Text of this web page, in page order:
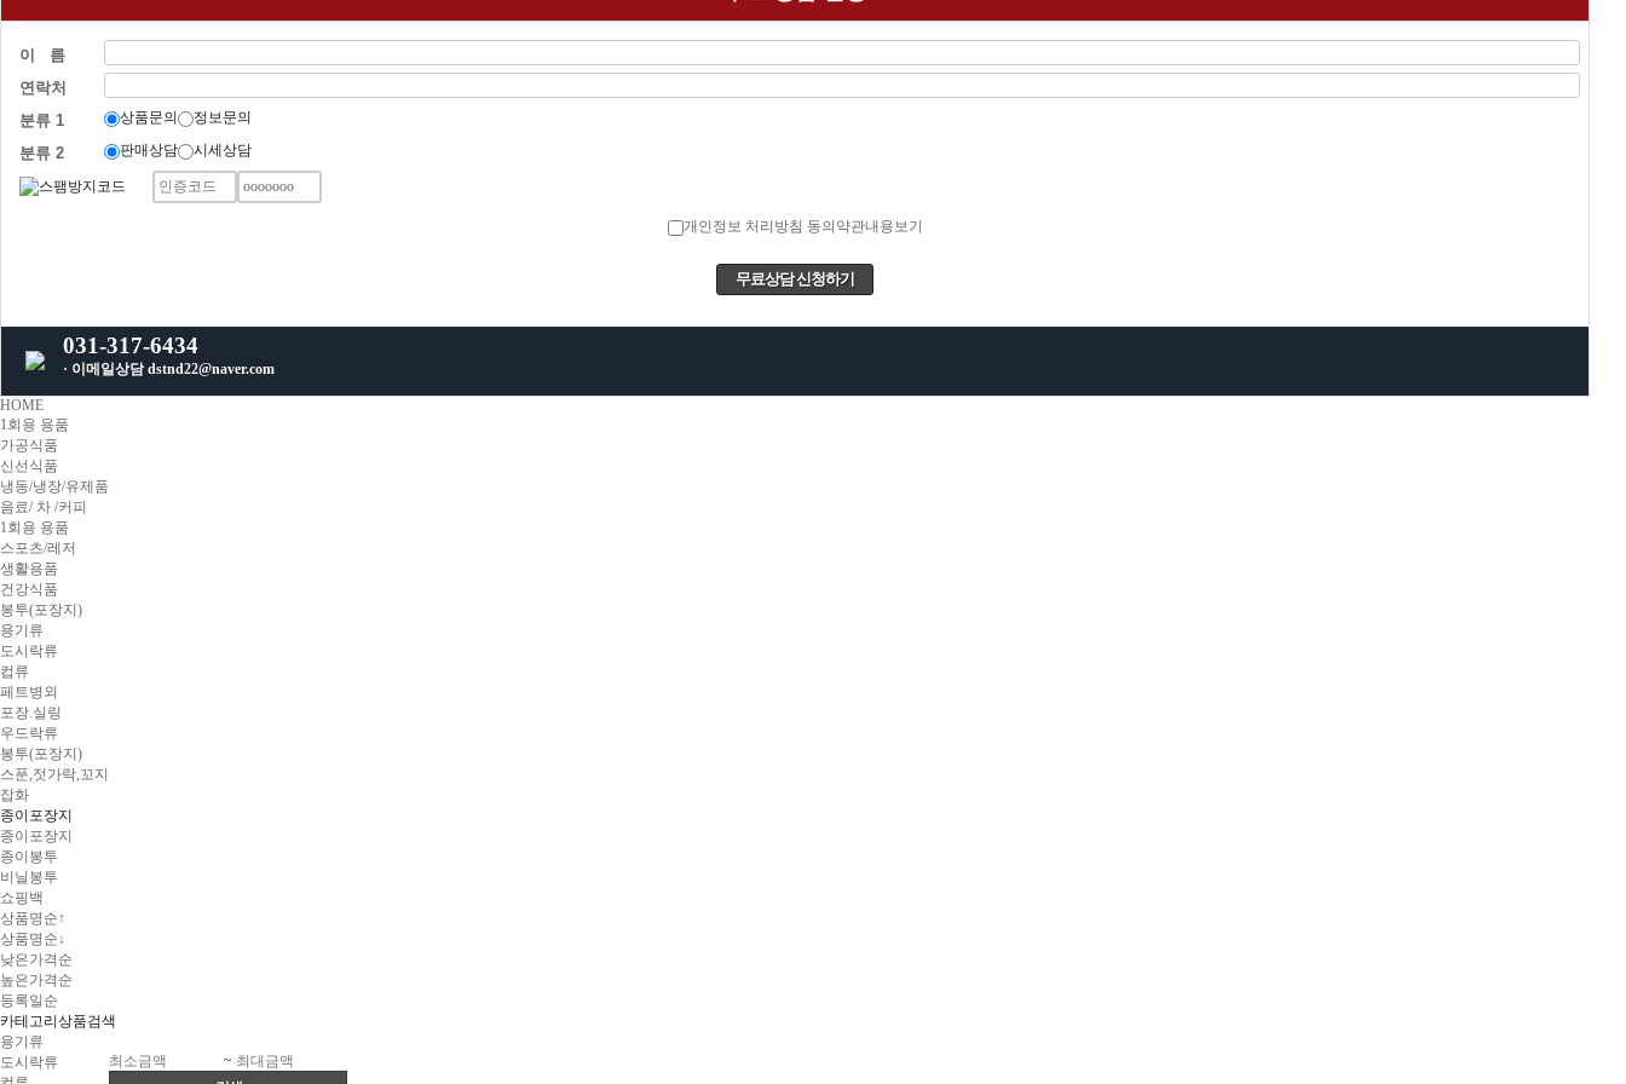
이 름
연락처
분류 1
상품문의 정보문의
분류 2 판매상담 시세상담
개인정보 처리방침 동의 약관내용보기
031-317-6434
· 이메일상담 dstnd22@naver.com
HOME
1회용 용품
가공식품
신선식품
냉동/냉장/유제품
음료/ 차 /커피
1회용 용품
스포츠/레저
생활용품
건강식품
봉투(포장지)
용기류
도시락류
컵류
페트병외
포장.실링
우드락류
봉투(포장지)
스푼,젓가락,꼬지
잡화
종이포장지
종이포장지
종이봉투
비닐봉투
쇼핑백
상품명순↑
상품명순↓
낮은가격순
높은가격순
등록일순
카테고리 상품검색
용기류
도시락류
~